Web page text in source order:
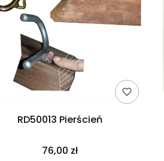
RD50013 Pierścień
76,00 zł